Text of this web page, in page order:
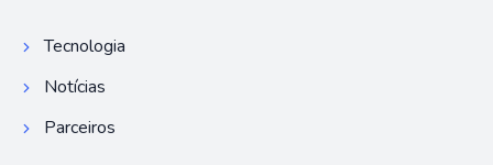
Tecnologia
Notícias
Parceiros